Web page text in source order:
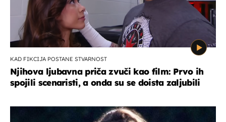
KAD FIKCIJA POSTANE STVARNOST
Njihova ljubavna priča zvuči kao film: Prvo ih
spojili scenaristi, a onda su se doista zaljubili